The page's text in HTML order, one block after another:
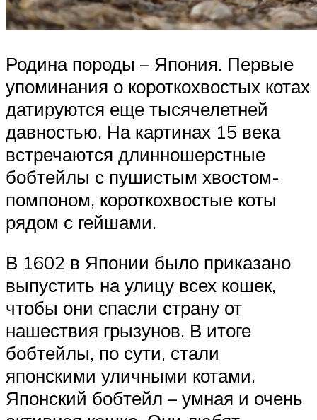
Родина породы – Япония. Первые
упоминания о короткохвостых котах
датируются еще тысячелетней
давностью. На картинах 15 века
встречаются длинношерстные
бобтейлы с пушистым хвостом-
помпоном, короткохвостые коты
рядом с гейшами.
В 1602 в Японии было приказано
выпустить на улицу всех кошек,
чтобы они спасли страну от
нашествия грызунов. В итоге
бобтейлы, по сути, стали
японскими уличными котами.
Японский бобтейл – умная и очень